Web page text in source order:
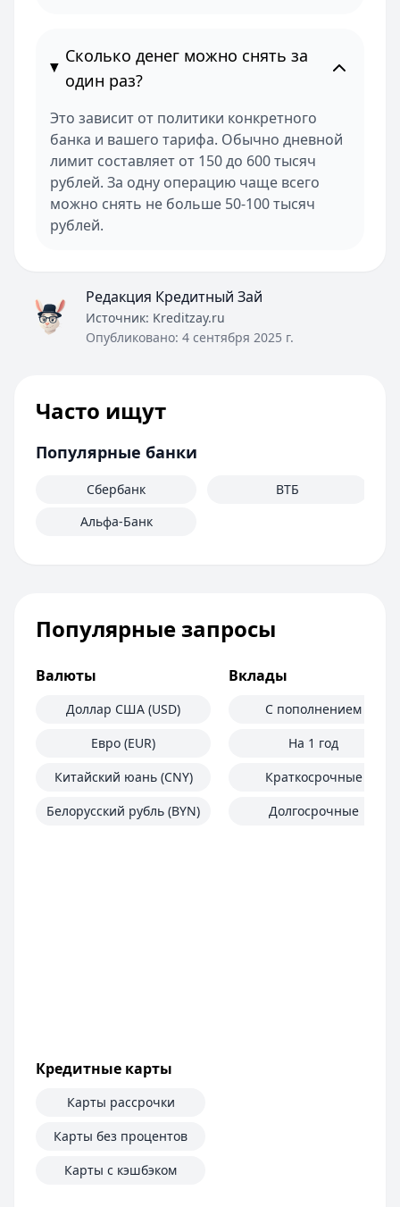
Сколько денег можно снять за
один раз?
Это зависит от политики конкретного
банка и вашего тарифа. Обычно дневной
лимит составляет от 150 до 600 тысяч
рублей. За одну операцию чаще всего
можно снять не больше 50-100 тысяч
рублей.
Редакция Кредитный Зай
Источник: Kreditzay.ru
Опубликовано: 4 сентября 2025 г.
Часто ищут
Популярные банки
Сбербанк
Альфа-Банк
ВТБ
Популярные запросы
Валюты
Доллар США (USD)
Евро (EUR)
Китайский юань (CNY)
Белорусский рубль (BYN)
Вклады
С пополнением
На 1 год
Краткосрочные
Долгосрочные
Кредитные карты
Карты рассрочки
Карты без процентов
Карты с кэшбэком